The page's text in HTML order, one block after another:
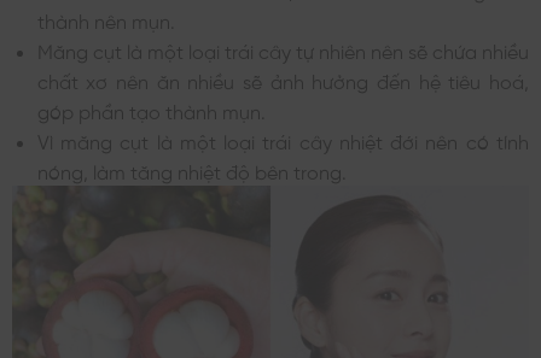
thành nên mụn.
Măng cụt là một loại trái cây tự nhiên nên sẽ chứa nhiều
chất xơ nên ăn nhiều sẽ ảnh hưởng đến hệ tiêu hoá,
góp phần tạo thành mụn.
Vì măng cụt là một loại trái cây nhiệt đới nên có tính
nóng, làm tăng nhiệt độ bên trong.